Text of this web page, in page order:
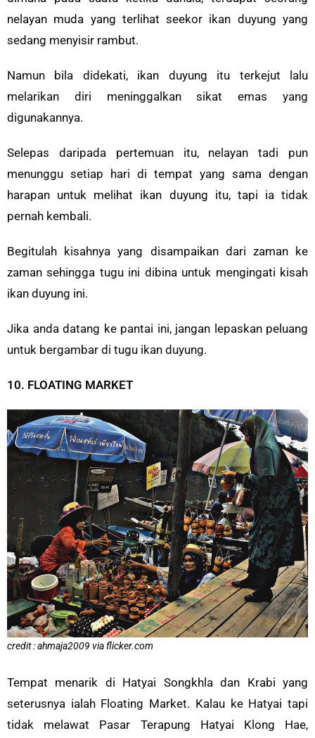
nelayan muda yang terlihat seekor ikan duyung yang
sedang menyisir rambut.
Namun bila didekati, ikan duyung itu terkejut lalu
melarikan diri meninggalkan sikat emas yang
digunakannya.
Selepas daripada pertemuan itu, nelayan tadi pun
menunggu setiap hari di tempat yang sama dengan
harapan untuk melihat ikan duyung itu, tapi ia tidak
pernah kembali.
Begitulah kisahnya yang disampaikan dari zaman ke
zaman sehingga tugu ini dibina untuk mengingati kisah
ikan duyung ini.
Jika anda datang ke pantai ini, jangan lepaskan peluang
untuk bergambar di tugu ikan duyung.
10. FLOATING MARKET
credit : ahmaja2009 via flicker.com
Tempat menarik di Hatyai Songkhla dan Krabi yang
seterusnya ialah Floating Market. Kalau ke Hatyai tapi
tidak melawat Pasar Terapung Hatyai Klong Hae,